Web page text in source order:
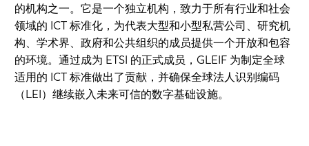
的机构之一。它是一个独立机构，致力于所有行业和社会
领域的 ICT 标准化，为代表大型和小型私营公司、研究机
构、学术界、政府和公共组织的成员提供一个开放和包容
的环境。通过成为 ETSI 的正式成员，GLEIF 为制定全球
适用的 ICT 标准做出了贡献，并确保全球法人识别编码
（LEI）继续嵌入未来可信的数字基础设施。